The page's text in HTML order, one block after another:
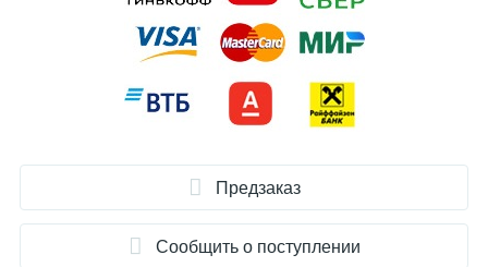
Предзаказ
Сообщить о поступлении